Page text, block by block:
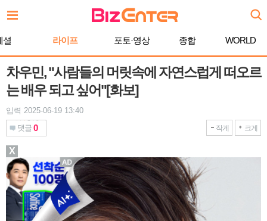
문
로셜 라이프 포토·영상 종합 WORLD
차우민, "사람들의 머릿속에 자연스럽게 떠오르
는 배우 되고 싶어"[화보]
입력 2025-06-19 13:40
댓글 0 작게 크게
X